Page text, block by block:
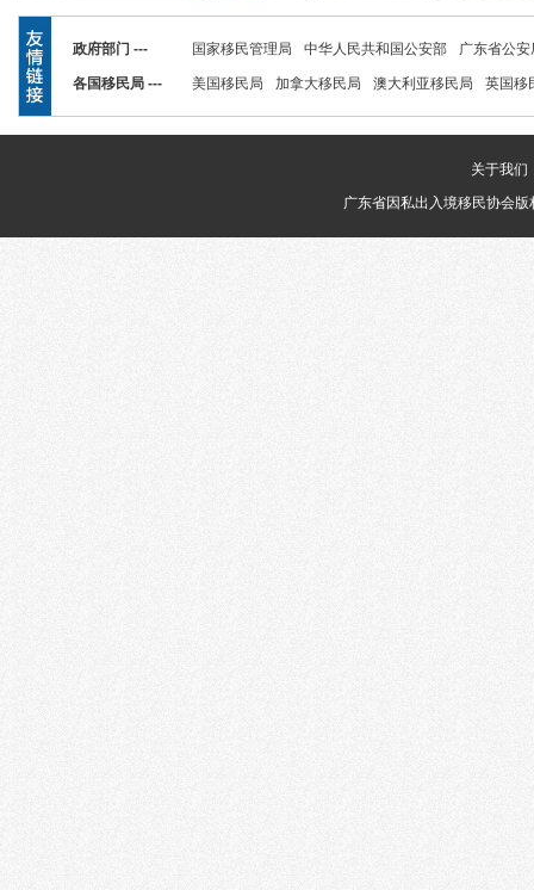
政府部门 --- 国家移民管理局 中华人民共和国公安部 广东省公
各国移民局 --- 美国移民局 加拿大移民局 澳大利亚移民局 英国移
关于我们
广东省因私出入境移民协会